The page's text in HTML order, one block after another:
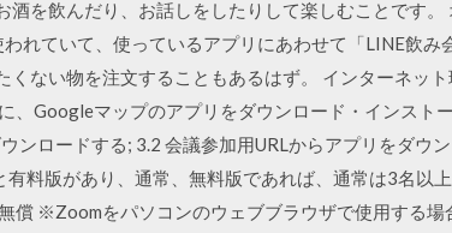
を飲んだり、お話しをしたりして楽しむことです。
れていて、使っているアプリにあわせて「LINE飲み
ない物を注文することもあるはず。 インターネッ
、Googleマップのアプリをダウンロード・インスト
ンロードする; 3.2 会議参加用URLからアプリをダウ
料版があり、通常、無料版であれば、通常は3名以
償 ※Zoomをパソコンのウェブブラウザで使用する場